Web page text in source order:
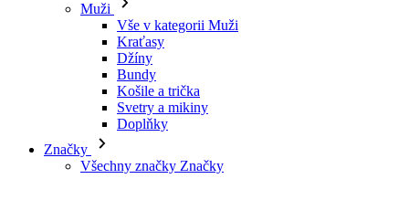
Muži
Vše v kategorii Muži
Kraťasy
Džíny
Bundy
Košile a trička
Svetry a mikiny
Doplňky
Značky
Všechny značky Značky